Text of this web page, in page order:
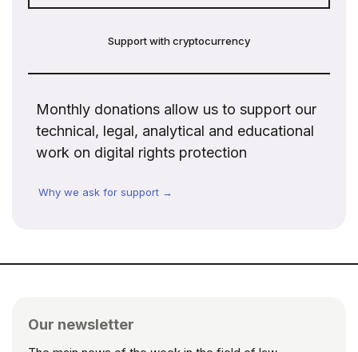
Support with cryptocurrency
Monthly donations allow us to support our
technical, legal, analytical and educational
work on digital rights protection
Why we ask for support →
Our newsletter